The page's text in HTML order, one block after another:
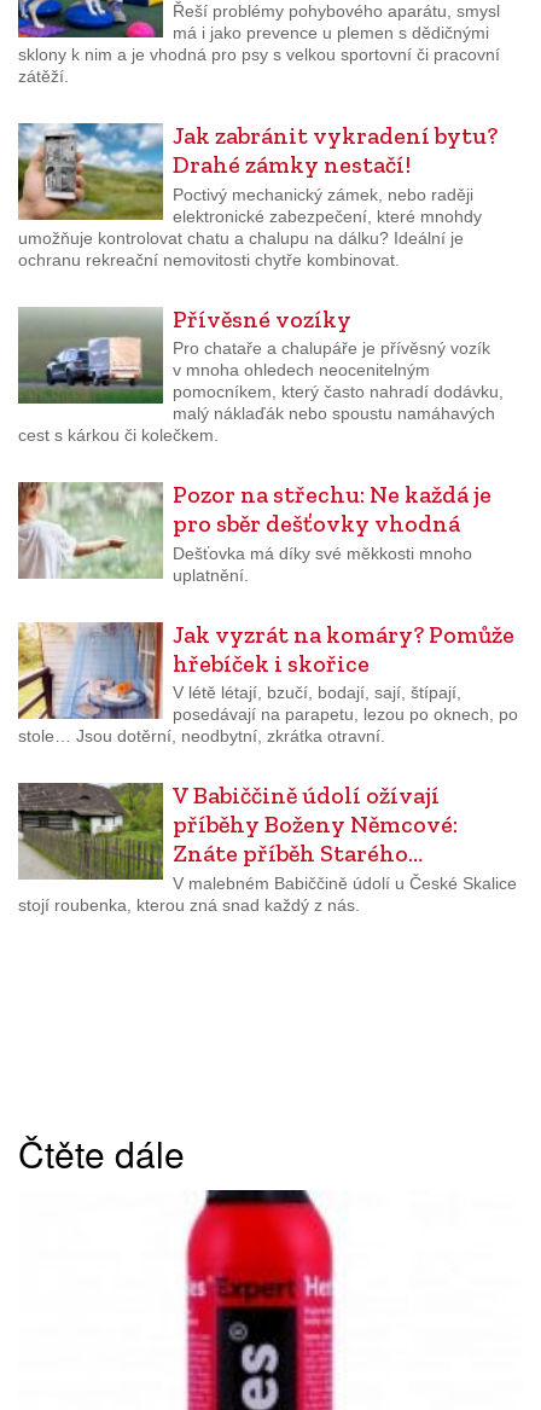
Řeší problémy pohybového aparátu, smysl
má i jako prevence u plemen s dědičnými
sklony k nim a je vhodná pro psy s velkou sportovní či pracovní
zátěží.
Jak zabránit vykradení bytu?
Drahé zámky nestačí!
Poctivý mechanický zámek, nebo raději
elektronické zabezpečení, které mnohdy
umožňuje kontrolovat chatu a chalupu na dálku? Ideální je
ochranu rekreační nemovitosti chytře kombinovat.
Přívěsné vozíky
Pro chataře a chalupáře je přívěsný vozík
v mnoha ohledech neocenitelným
pomocníkem, který často nahradí dodávku,
malý náklaďák nebo spoustu namáhavých
cest s kárkou či kolečkem.
Pozor na střechu: Ne každá je
pro sběr dešťovky vhodná
Dešťovka má díky své měkkosti mnoho
uplatnění.
Jak vyzrát na komáry? Pomůže
hřebíček i skořice
V létě létají, bzučí, bodají, sají, štípají,
posedávají na parapetu, lezou po oknech, po
stole… Jsou dotěrní, neodbytní, zkrátka otravní.
V Babiččině údolí ožívají
příběhy Boženy Němcové:
Znáte příběh Starého…
V malebném Babiččině údolí u České Skalice
stojí roubenka, kterou zná snad každý z nás.
Čtěte dále